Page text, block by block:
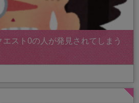
スト0の人が発見されてしまう